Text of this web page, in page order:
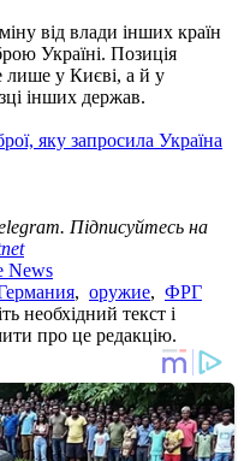
від влади інших країн
Україні. Позиція
лише у Києві, а й у
інших держав.
яку запросила Україна
Підписуйтесь на
News
, оружие, ФРГ
необхідний текст і
про це редакцію.